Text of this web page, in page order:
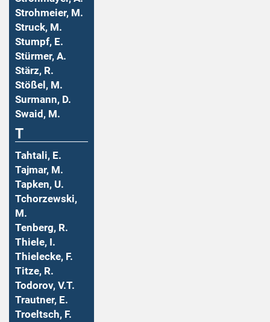
Strohmeier, M.
Struck, M.
Stumpf, E.
Stürmer, A.
Stärz, R.
Stößel, M.
Surmann, D.
Swaid, M.
T
Tahtali, E.
Tajmar, M.
Tapken, U.
Tchorzewski,
M.
Tenberg, R.
Thiele, I.
Thielecke, F.
Titze, R.
Todorov, V.T.
Trautner, E.
Troeltsch, F.